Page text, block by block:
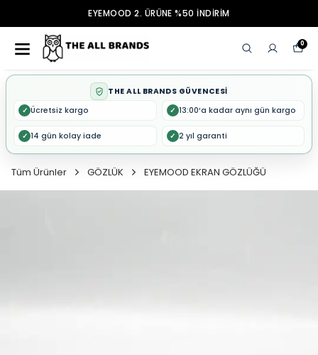
EYEMOOD 2. ÜRÜNE %50 İNDİRİM
0
THE ALL BRANDS GÜVENCESİ
✓ Ücretsiz kargo ✓ 13:00’a kadar aynı gün kargo
✓ 14 gün kolay iade ✓ 2 yıl garanti
Tüm Ürünler GÖZLÜK EYEMOOD EKRAN GÖZLÜĞÜ